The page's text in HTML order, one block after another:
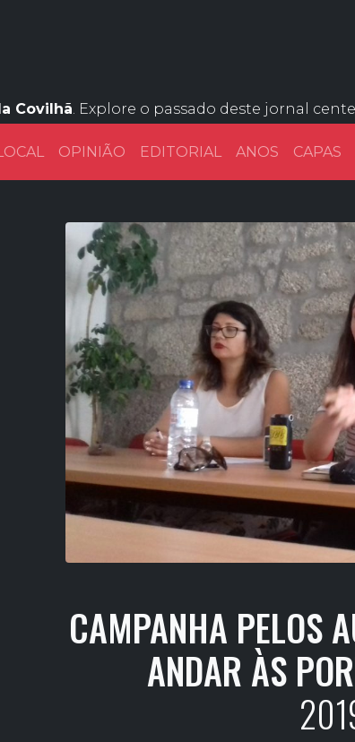
Covilhã. Explore o passado deste jornal
OPINIÃO EDITORIAL ANOS CAPAS
CAMPANHA PELOS
ANDAR ÀS